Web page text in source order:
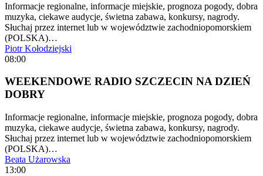
Informacje regionalne, informacje miejskie, prognoza pogody, dobra
muzyka, ciekawe audycje, świetna zabawa, konkursy, nagrody.
Słuchaj przez internet lub w województwie zachodniopomorskiem
(POLSKA)…
Piotr Kołodziejski
08:00
WEEKENDOWE RADIO SZCZECIN NA DZIEŃ
DOBRY
Informacje regionalne, informacje miejskie, prognoza pogody, dobra
muzyka, ciekawe audycje, świetna zabawa, konkursy, nagrody.
Słuchaj przez internet lub w województwie zachodniopomorskiem
(POLSKA)…
Beata Użarowska
13:00